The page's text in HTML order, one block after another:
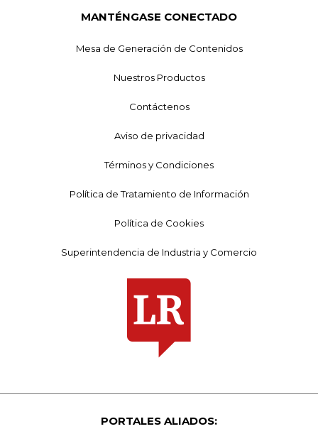
MANTÉNGASE CONECTADO
Mesa de Generación de Contenidos
Nuestros Productos
Contáctenos
Aviso de privacidad
Términos y Condiciones
Política de Tratamiento de Información
Política de Cookies
Superintendencia de Industria y Comercio
PORTALES ALIADOS: